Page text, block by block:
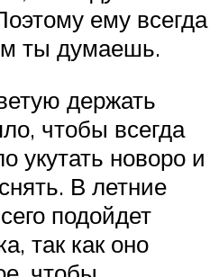
ему всегда
ты думаешь.
держать
чтобы всегда
укутать новоро и
В летние
подойдет
так как оно